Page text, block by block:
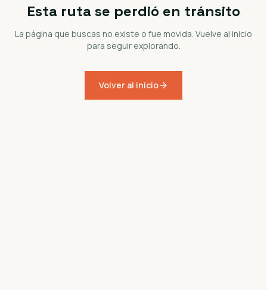
Esta ruta se perdió en tránsito
La página que buscas no existe o fue movida. Vuelve al inicio
para seguir explorando.
Volver al inicio